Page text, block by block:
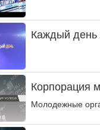
Каждый день
Корпорация
Молодежные